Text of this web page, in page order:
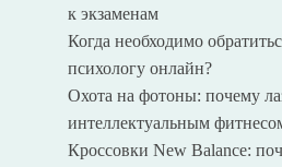
к экзаменам
Когда необходимо
психологу онлайн?
Охота на фотоны: почему
интеллектуальным
Кроссовки New Balance: